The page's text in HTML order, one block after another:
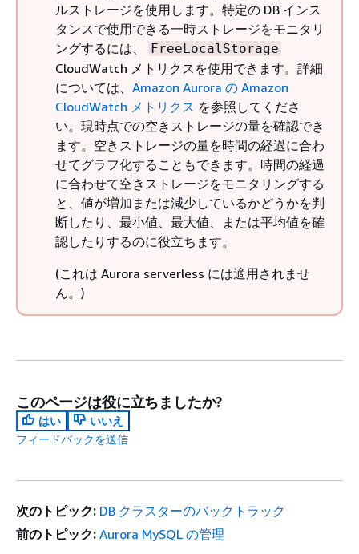
ルストレージを使用します。特定の DB インス
タンスで使用できる一時ストレージをモニタリ
ングするには、
FreeLocalStorage
CloudWatch メトリクスを使用できます。詳細
については、 Amazon Aurora の Amazon
CloudWatch メトリクス を参照してくださ
い。現時点での空きストレージの量を確認でき
ます。空きストレージの量を時間の経過に合わ
せてグラフ化することもできます。時間の経過
に合わせて空きストレージをモニタリングする
と、値が増加または減少しているかどうかを判
断したり、最小値、最大値、または平均値を確
認したりするのに役立ちます。
(これは Aurora serverless には適用されませ
ん。)
このページは役に立ちましたか?
はい
いいえ
フィードバックを送信
次のトピック: DB クラスターのバックトラック
前のトピック: Aurora MySQL の管理